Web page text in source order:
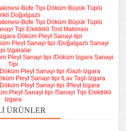
Büfe Tipi Döküm Büyük Tüplü
Doğalgazlı
Büfe Tipi Döküm Büyük Tüplü
Tipi Elektrikli Tost Makinası
Döküm Pleyt Sanayi tipi
Pleyt Sanayi tipi /Doğalgazlı Sanayi
Izgaralar
Pleyt Sanayi tipi /Döküm Izgara Sanayi
Tipi
Pleyt Sanayi tipi /Gazlı Izgara
Pleyt Sanayi tipi /Lav Taşlı Izgara
Pleyt Sanayi tipi /Pleyt Izgara
Pleyt Sanayi tipi /Sanayi Tipi Elektrikli
Izgara
ÜRÜNLER